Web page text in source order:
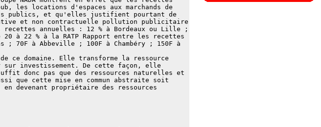
les locations d'espaces aux marchands de
publics, et qu'elles justifient pourtant de
et non contractuelle pollution publicitaire
annuelles : 12 % à Bordeaux ou Lille ;
à 22 % à la RATP Rapport entre les recettes
70F à Abbeville ; 100F à Chambéry ; 150F à
ce domaine. Elle transforme la ressource
sur investissement. De cette façon, elle
donc pas que des ressources naturelles et
que cette mise en commun abstraite soit
devenant propriétaire des ressources